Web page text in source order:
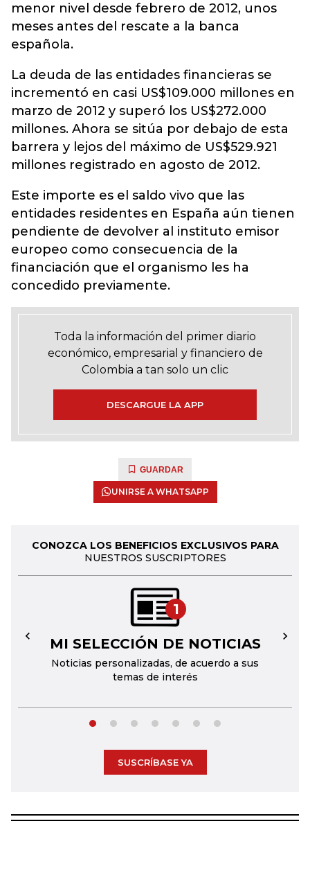
menor nivel desde febrero de 2012, unos
meses antes del rescate a la banca
española.
La deuda de las entidades financieras se
incrementó en casi US$109.000 millones en
marzo de 2012 y superó los US$272.000
millones. Ahora se sitúa por debajo de esta
barrera y lejos del máximo de US$529.921
millones registrado en agosto de 2012.
Este importe es el saldo vivo que las
entidades residentes en España aún tienen
pendiente de devolver al instituto emisor
europeo como consecuencia de la
financiación que el organismo les ha
concedido previamente.
Toda la información del primer diario
económico, empresarial y financiero de
Colombia a tan solo un clic
DESCARGUE LA APP
GUARDAR
UNIRSE A WHATSAPP
CONOZCA LOS BENEFICIOS EXCLUSIVOS PARA
NUESTROS SUSCRIPTORES
1
MI SELECCIÓN DE NOTICIAS
Noticias personalizadas, de acuerdo a sus
temas de interés
← →
SUSCRÍBASE YA